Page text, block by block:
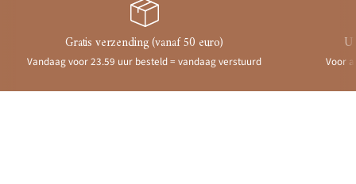
Gratis verzending (vanaf 50 euro)
Vandaag voor 23.59 uur besteld = vandaag verstuurd Voor